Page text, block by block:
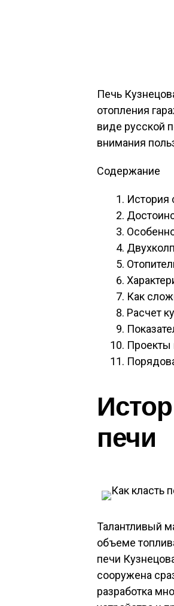
Печь
отопления
виде русской
внимания
Содержание
История
Как
Расчет
Проекты
печи
Талантливый
объеме
печи
сооружена
разработка